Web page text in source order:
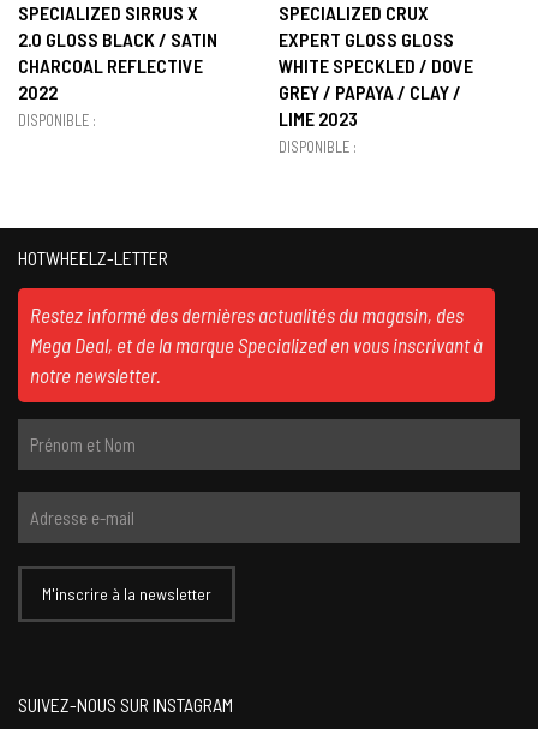
SPECIALIZED SIRRUS X
2.0 GLOSS BLACK / SATIN
CHARCOAL REFLECTIVE
2022
DISPONIBLE :
SPECIALIZED CRUX
EXPERT GLOSS GLOSS
WHITE SPECKLED / DOVE
GREY / PAPAYA / CLAY /
LIME 2023
DISPONIBLE :
HOTWHEELZ-LETTER
Restez informé des dernières actualités du magasin, des
Mega Deal, et de la marque Specialized en vous inscrivant à
notre newsletter.
SUIVEZ-NOUS SUR INSTAGRAM